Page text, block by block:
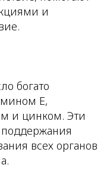
и
богато
E,
и цинком. Эти
всех органов